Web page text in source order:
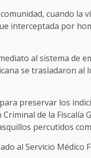
cuando la
interceptada por
al sistema de
se trasladaron
preservar los
de la Fiscalía
percutidos
al Servicio Médico